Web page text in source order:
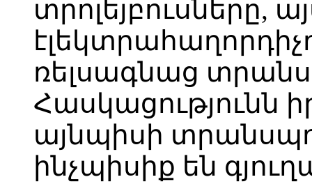
տրոլեյբուսները,
ռելսագնաց
Հասկացությունն
այնպիսի
ինչպիսիք են